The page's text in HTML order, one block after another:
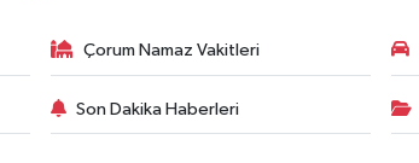
Çorum Namaz Vakitleri
Son Dakika Haberleri